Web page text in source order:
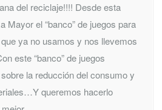
del reciclaje!!!! Desde esta
Mayor el “banco” de juegos para
ya no usamos y nos llevemos
este “banco” de juegos
la reducción del consumo y
queremos hacerlo